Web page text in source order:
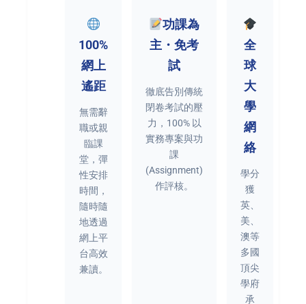
100%
網上
遙距
無需辭
職或親
臨課
堂，彈
性安排
時間，
隨時隨
地透過
網上平
台高效
兼讀。
功課為
主・免考
試
徹底告別傳統
閉卷考試的壓
力，100% 以
實務專案與功
課
(Assignment)
作評核。
全
球
大
學
網
絡
學分
獲
英、
美、
澳等
多國
頂尖
學府
承